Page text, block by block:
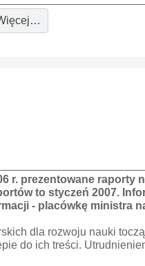
prezentowane raporty
to styczeń 2007.
- placówkę ministra
dla rozwoju nauki
do ich treści.